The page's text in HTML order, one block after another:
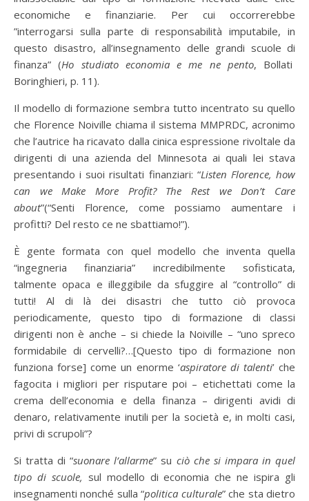
economiche e finanziarie. Per cui occorrerebbe
”interrogarsi sulla parte di responsabilità imputabile, in
questo disastro, all’insegnamento delle grandi scuole di
finanza” (Ho studiato economia e me ne pento, Bollati
Boringhieri, p. 11).
Il modello di formazione sembra tutto incentrato su quello
che Florence Noiville chiama il sistema MMPRDC, acronimo
che l’autrice ha ricavato dalla cinica espressione rivoltale da
dirigenti di una azienda del Minnesota ai quali lei stava
presentando i suoi risultati finanziari: “Listen Florence, how
can we Make More Profit? The Rest we Don’t Care
about”(“Senti Florence, come possiamo aumentare i
profitti? Del resto ce ne sbattiamo!”).
È gente formata con quel modello che inventa quella
“ingegneria finanziaria” incredibilmente sofisticata,
talmente opaca e illeggibile da sfuggire al “controllo” di
tutti! Al di là dei disastri che tutto ciò provoca
periodicamente, questo tipo di formazione di classi
dirigenti non è anche – si chiede la Noiville – “uno spreco
formidabile di cervelli?…[Questo tipo di formazione non
funziona forse] come un enorme ‘aspiratore di talenti’ che
fagocita i migliori per risputare poi – etichettati come la
crema dell’economia e della finanza – dirigenti avidi di
denaro, relativamente inutili per la società e, in molti casi,
privi di scrupoli”?
Si tratta di “suonare l’allarme” su ciò che si impara in quel
tipo di scuole, sul modello di economia che ne ispira gli
insegnamenti nonché sulla “politica culturale” che sta dietro